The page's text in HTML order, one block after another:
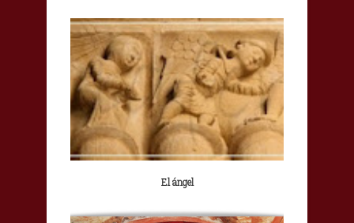
El ángel